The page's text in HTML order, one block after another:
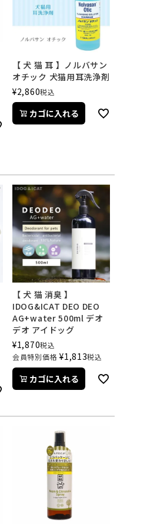
【 犬 猫 耳 】ノルバサン
オチック 犬猫用耳洗浄剤
¥2,860税込
カゴに入れる
【 犬 猫 消臭 】
IDOG&ICAT DEO DEO
AG+water 500ml デオ
デオ アイドッグ
¥1,870税込
会員特別価格 ¥1,813税込
カゴに入れる